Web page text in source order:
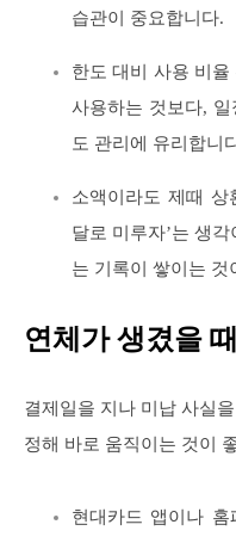
습관이 중요합니다.
한도 대비 사용 비
사용하는 것보다,
도 관리에 유리합니
소액이라도 제때 상
달로 미루자’는 생
는 기록이 쌓이는 것
연체가 생겼을
결제일을 지나 미납 사실
정해 바로 움직이는 것이
현대카드 앱이나